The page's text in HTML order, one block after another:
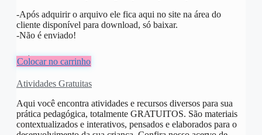
-Após adquirir o arquivo ele fica aqui no site na área do
cliente disponível para download, só baixar.
-Não é enviado!
R$10,00
Colocar no carrinho
Atividades Gratuitas
Aqui você encontra atividades e recursos diversos para sua
prática pedagógica, totalmente GRATUITOS. São materiais
contextualizados e interativos, pensados e elaborados para o